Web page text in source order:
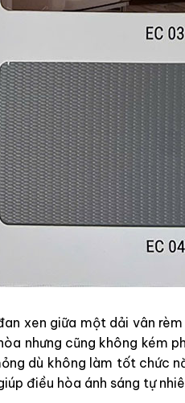
xen giữa một dải vân
nhưng cũng không kém
dù không làm tốt chức
điều hòa ánh sáng tự